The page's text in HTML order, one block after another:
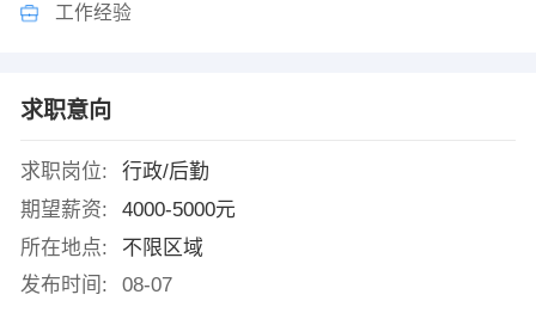
工作经验
求职意向
求职岗位:
行政/后勤
期望薪资:
4000-5000元
所在地点:
不限区域
发布时间:
08-07